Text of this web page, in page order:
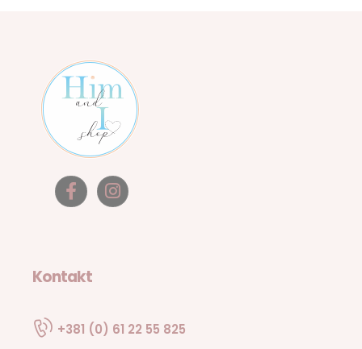
Kontakt
+381 (0) 61 22 55 825